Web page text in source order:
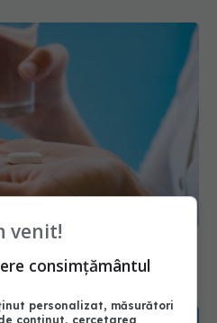
peste 60 de ani care
venit!
consimțământul
personalizat, măsurători
conținut, cercetarea